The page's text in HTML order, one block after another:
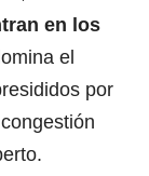
en los
el
por